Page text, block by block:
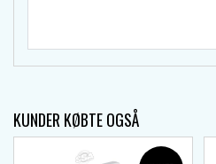
KUNDER KØBTE OGSÅ